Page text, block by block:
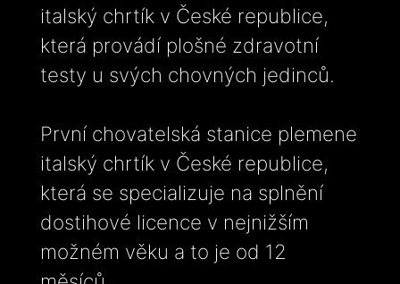
italský chrtík v České republice,
která provádí plošné zdravotní
testy u svých chovných jedinců.
První chovatelská stanice plemene
italský chrtík v České republice,
která se specializuje na splnění
dostihové licence v nejnižším
možném věku a to je od 12